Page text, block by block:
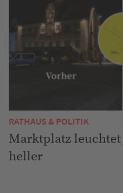
RATHAUS & POLITIK
Marktplatz
heller